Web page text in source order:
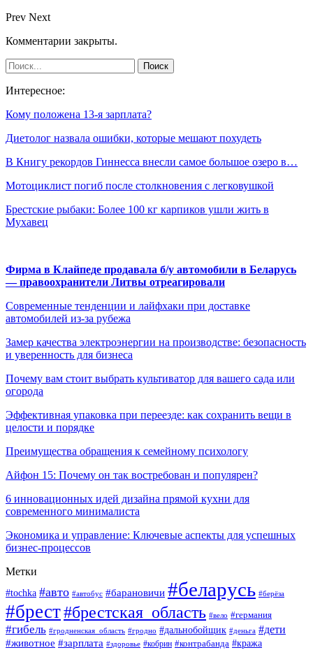
Prev Next
Комментарии закрыты.
Интересное:
Кому положена 13-я зарплата?
Диетолог назвала ошибки, которые мешают похудеть
В Книгу рекордов Гиннесса внесли самое большое озеро в…
Мотоциклист погиб после столкновения с легковушкой
Брестские рыбаки: Более 100 кг карпиков ушли жить в
Мухавец
Фирма в Клайпеде продавала б/у автомобили в Беларусь
— правоохранители Литвы отреагировали
Современные тенденции и лайфхаки при доставке
автомобилей из-за рубежа
Замер качества электроэнергии на производстве: безопасность
и уверенность для бизнеса
Почему вам стоит выбрать культиватор для вашего сада или
огорода
Эффективная упаковка при переезде: как сохранить вещи в
целости и порядке
Преимущества обращения к семейному психологу
Айфон 15: Почему он так востребован и популярен?
6 инновационных идей дизайна прямой кухни для
современного минималиста
Экономика и управление: Ключевые аспекты для успешных
бизнес-процессов
Метки
#tochka #авто #автобус #барановичи #беларусь #берёза
#брест#брестская_область #вело #германия
#гибель #гродненская_область #гродно #дальнобойщик #деньга #дети
#животное #зарплата #здоровье #кобрин #контрабанда #кража